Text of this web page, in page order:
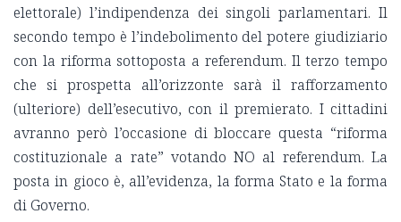
elettorale) l’indipendenza dei singoli parlamentari. Il
secondo tempo è l’indebolimento del potere giudiziario
con la riforma sottoposta a referendum. Il terzo tempo
che si prospetta all’orizzonte sarà il rafforzamento
(ulteriore) dell’esecutivo, con il premierato. I cittadini
avranno però l’occasione di bloccare questa “riforma
costituzionale a rate” votando NO al referendum. La
posta in gioco è, all’evidenza, la forma Stato e la forma
di Governo.